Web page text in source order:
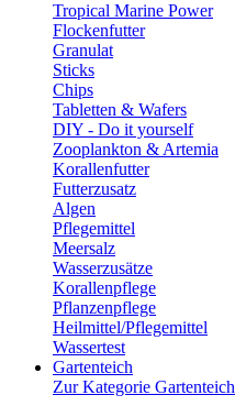
Tropical Marine Power
Flockenfutter
Granulat
Sticks
Chips
Tabletten & Wafers
DIY - Do it yourself
Zooplankton & Artemia
Korallenfutter
Futterzusatz
Algen
Pflegemittel
Meersalz
Wasserzusätze
Korallenpflege
Pflanzenpflege
Heilmittel/Pflegemittel
Wassertest
Gartenteich
Zur Kategorie Gartenteich